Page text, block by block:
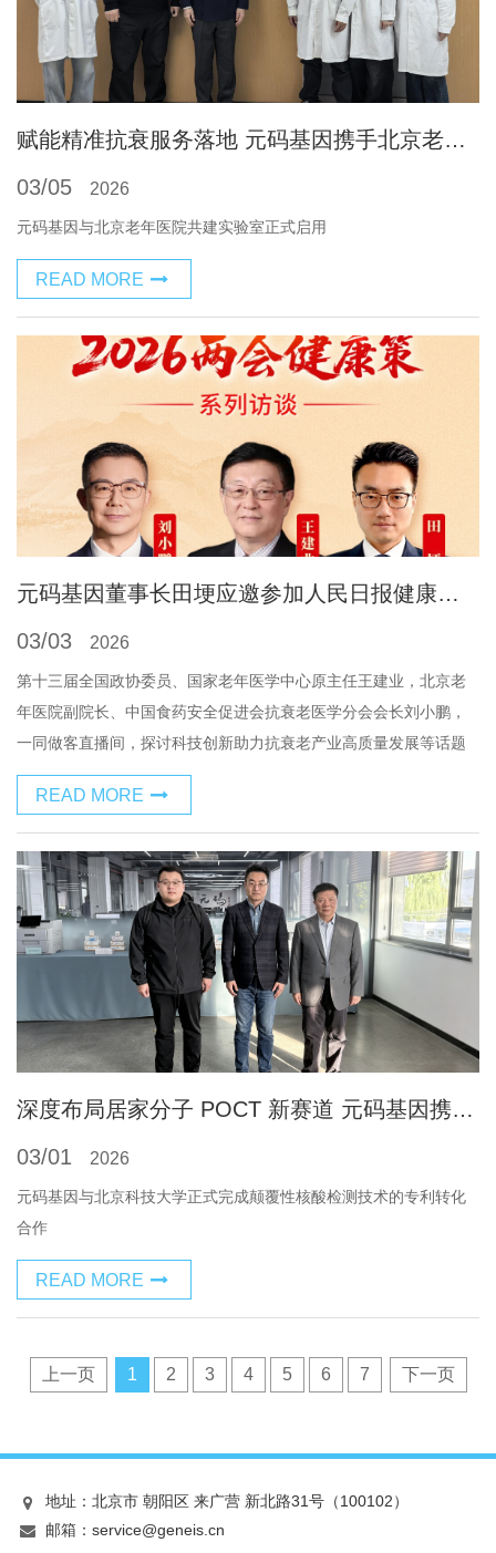
赋能精准抗衰服务落地 元码基因携手北京老年医院共建精准功能检测实验室
03/05
2026
元码基因与北京老年医院共建实验室正式启用
READ MORE
元码基因董事长田埂应邀参加人民日报健康客户端“两会健康策”抗衰老专场特别节目
03/03
2026
第十三届全国政协委员、国家老年医学中心原主任王建业，北京老
年医院副院长、中国食药安全促进会抗衰老医学分会会长刘小鹏，
一同做客直播间，探讨科技创新助力抗衰老产业高质量发展等话题
READ MORE
深度布局居家分子 POCT 新赛道 元码基因携手北京科技大学达成专利转化合作
03/01
2026
元码基因与北京科技大学正式完成颠覆性核酸检测技术的专利转化
合作
READ MORE
上一页 1 2 3 4 5 6 7 下一页
地址：北京市 朝阳区 来广营 新北路31号（100102）
邮箱：service@geneis.cn